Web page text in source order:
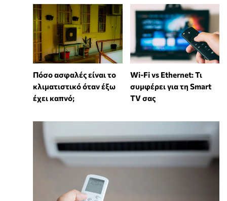
Πόσο ασφαλές είναι το
κλιματιστικό όταν έξω
έχει καπνό;
Wi-Fi vs Ethernet: Τι
συμφέρει για τη Smart
TV σας